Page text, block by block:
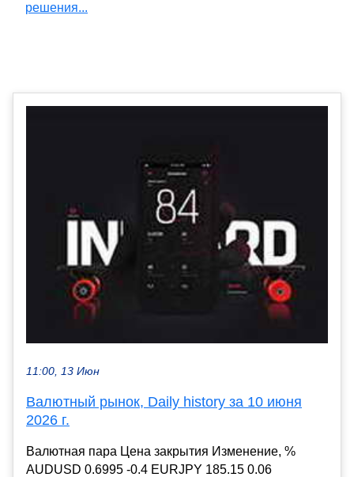
решения...
11:00, 13 Июн
Валютный рынок, Daily history за 10 июня
2026 г.
Валютная пара Цена закрытия Изменение, %
AUDUSD 0.6995 -0.4 EURJPY 185.15 0.06